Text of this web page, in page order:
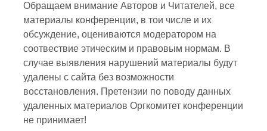
Обращаем внимание Авторов и Читателей, все
материалы конференции, в тои числе и их
обсуждение, оцениваются модератором на
соотвествие этическим и правовым нормам. В
случае выявления нарушений материалы будут
удалены с сайта без возможности
восстановления. Претензии по поводу данных
удаленных материалов Оргкомитет конференции
не принимает!